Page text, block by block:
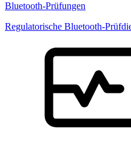
Bluetooth-Prüfungen
Regulatorische Bluetooth-